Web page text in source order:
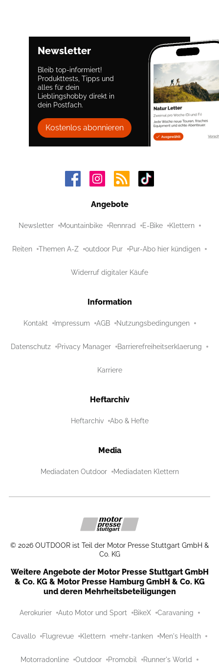
Newsletter
Bleib top-informiert!
Produkttests, Tipps und
alles für dein
Lieblingshobby direkt in
dein Postfach.
Kostenlos abonnieren
Angebote
Newsletter Mountainbike Rennrad E-Bike Klettern
Reiten Themen A-Z outdoor Pur Pur-Abo hier kündigen
Widerruf digitaler Käufe
Information
Kontakt Impressum AGB Nutzungsbedingungen
Datenschutz Privacy Manager Barrierefreiheitserklaerung
Karriere
Heftarchiv
Heftarchiv Abo & Hefte
Media
Mediadaten Outdoor Mediadaten Klettern
© 2026 OUTDOOR ist Teil der Motor Presse Stuttgart GmbH &
Co. KG
Weitere Angebote der Motor Presse Stuttgart GmbH
& Co. KG & Motor Presse Hamburg GmbH & Co. KG
und deren Mehrheitsbeteiligungen
Aerokurier Auto Motor und Sport BikeX Caravaning
Cavallo Flugrevue Klettern mehr-tanken Men's Health
Motorradonline Outdoor Promobil Runner's World